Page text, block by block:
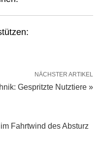
NÄCHSTER ARTIKEL
Gespritzte Nutztiere »
Fahrtwind des Absturz